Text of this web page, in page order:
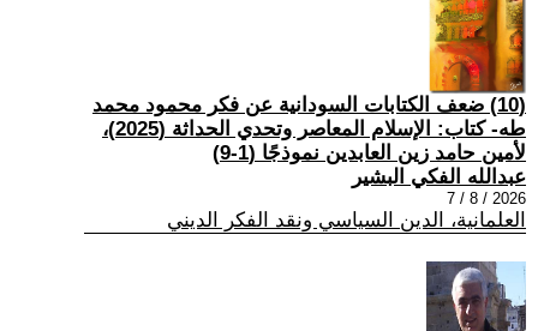
(10) ضعف الكتابات السودانية عن فكر محمود محمد
طه- كتاب: الإسلام المعاصر وتحدي الحداثة (2025)،
لأمين حامد زين العابدين نموذجًا (1-9)
عبدالله الفكي البشير
2026 / 8 / 7
العلمانية، الدين السياسي ونقد الفكر الديني